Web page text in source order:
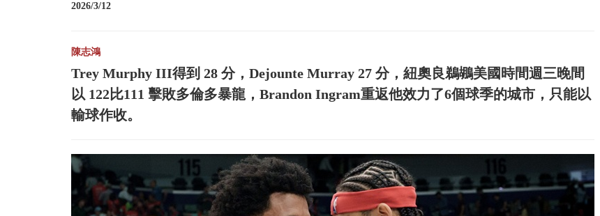
2026/3/12
陳志鴻
Trey Murphy III得到 28 分，Dejounte Murray 27 分，紐奧良鵜鶘美國時間週三晚間
以 122比111 擊敗多倫多暴龍，Brandon Ingram重返他效力了6個球季的城市，只能以
輸球作收。